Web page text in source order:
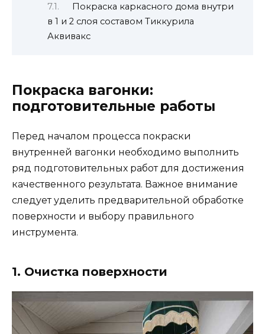
Покраска каркасного дома внутри
в 1 и 2 слоя составом Тиккурила
Аквивакс
Покраска вагонки:
подготовительные работы
Перед началом процесса покраски
внутренней вагонки необходимо выполнить
ряд подготовительных работ для достижения
качественного результата. Важное внимание
следует уделить предварительной обработке
поверхности и выбору правильного
инструмента.
1. Очистка поверхности